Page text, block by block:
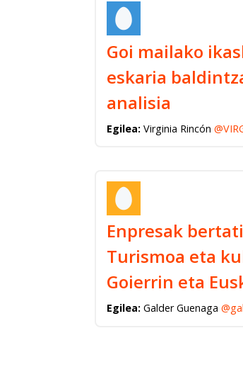
Goi mailako
eskaria
analisia
Egilea: Virginia Rincón
Enpresak
Turismoa eta
Goierrin eta
Egilea: Galder Guenaga